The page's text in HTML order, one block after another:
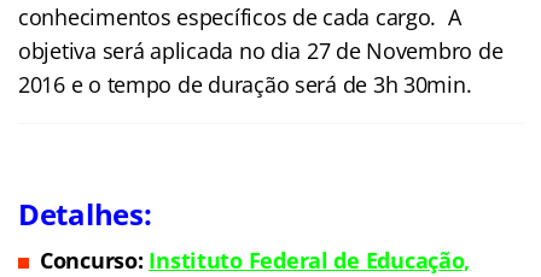
conhecimentos específicos de cada cargo. A
objetiva será aplicada no dia 27 de Novembro de
2016 e o tempo de duração será de 3h 30min.
Detalhes:
Concurso: Instituto Federal de Educação,